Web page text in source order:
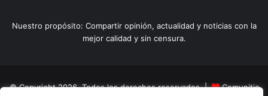
Nuestro propósito: Compartir opinión, actualidad y noticias con la
mejor calidad y sin censura.
© Copyright 2026, Todos los derechos reservados | Comunitic